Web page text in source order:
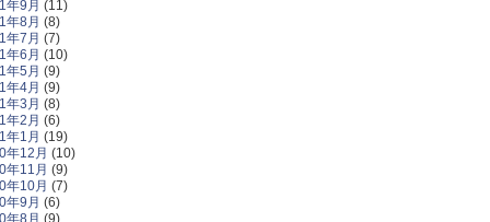
年9月 (11)
年8月 (8)
年7月 (7)
年6月 (10)
年5月 (9)
年4月 (9)
年3月 (8)
年2月 (6)
年1月 (19)
年12月 (10)
年11月 (9)
年10月 (7)
年9月 (6)
年8月 (9)